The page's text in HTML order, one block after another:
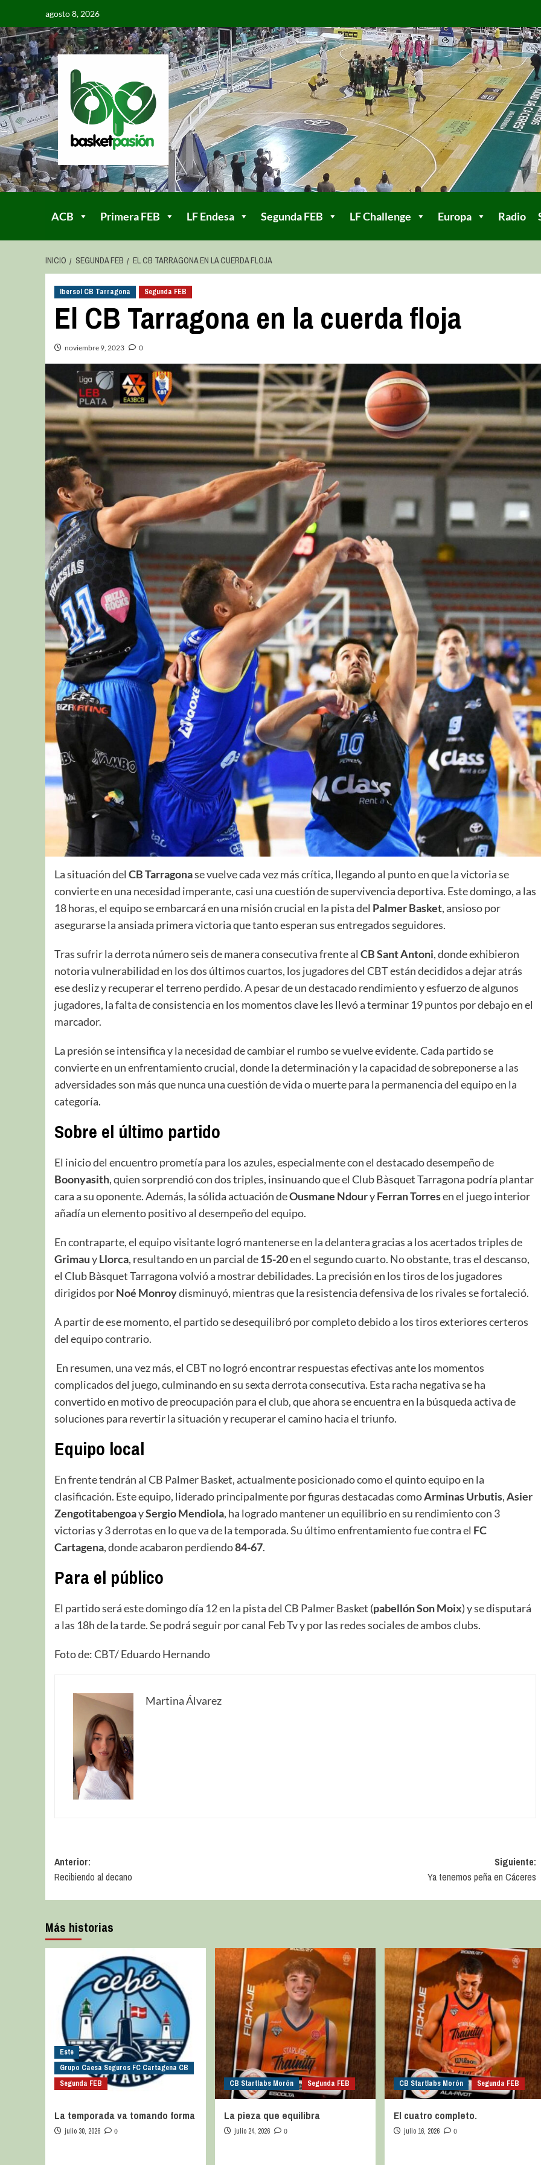
agosto 8, 2026
ACB Primera FEB LF Endesa Segunda FEB LF Challenge Europa Radio
INICIO SEGUNDA FEB EL CB TARRAGONA EN LA CUERDA FLOJA
Ibersol CB Tarragona Segunda FEB
El CB Tarragona en la cuerda floja
noviembre 9, 2023 0
La situación del CB Tarragonase vuelve cada vez más crítica, llegando al punto en que la victoria se
convierte en una necesidad imperante, casi una cuestión de supervivencia deportiva. Este domingo, a las
18 horas, el equipo se embarcará en una misión crucial en la pista del Palmer Basket, ansioso por
asegurarse la ansiada primera victoria que tanto esperan sus entregados seguidores.
Tras sufrir la derrota número seis de manera consecutiva frente al CB Sant Antoni, donde exhibieron
notoria vulnerabilidad en los dos últimos cuartos, los jugadores del CBT están decididos a dejar atrás
ese desliz y recuperar el terreno perdido. A pesar de un destacado rendimiento y esfuerzo de algunos
jugadores, la falta de consistencia en los momentos clave les llevó a terminar 19 puntos por debajo en el
marcador.
La presión se intensifica y la necesidad de cambiar el rumbo se vuelve evidente. Cada partido se
convierte en un enfrentamiento crucial, donde la determinación y la capacidad de sobreponerse a las
adversidades son más que nunca una cuestión de vida o muerte para la permanencia del equipo en la
categoría.
Sobre el último partido
El inicio del encuentro prometía para los azules, especialmente con el destacado desempeño de
Boonyasith, quien sorprendió con dos triples, insinuando que el Club Bàsquet Tarragona podría plantar
cara a su oponente. Además, la sólida actuación deOusmane NdouryFerran Torresen el juego interior
añadía un elemento positivo al desempeño del equipo.
En contraparte, el equipo visitante logró mantenerse en la delantera gracias a los acertados triples de
GrimauyLlorca, resultando en un parcial de15-20en el segundo cuarto. No obstante, tras el descanso,
el Club Bàsquet Tarragona volvió a mostrar debilidades. La precisión en los tiros de los jugadores
dirigidos porNoé Monroydisminuyó, mientras que la resistencia defensiva de los rivales se fortaleció.
A partir de ese momento, el partido se desequilibró por completo debido a los tiros exteriores certeros
del equipo contrario.
En resumen, una vez más, el CBT no logró encontrar respuestas efectivas ante los momentos
complicados del juego, culminando en su sexta derrota consecutiva. Esta racha negativa se ha
convertido en motivo de preocupación para el club, que ahora se encuentra en la búsqueda activa de
soluciones para revertir la situación y recuperar el camino hacia el triunfo.
Equipo local
En frente tendrán al CB Palmer Basket, actualmente posicionado como el quinto equipo en la
clasificación. Este equipo, liderado principalmente por figuras destacadas comoArminas Urbutis,Asier
ZengotitabengoaySergio Mendiola, ha logrado mantener un equilibrio en su rendimiento con 3
victorias y 3 derrotas en lo que va de la temporada. Su último enfrentamiento fue contra el FC
Cartagena, donde acabaron perdiendo84-67.
Para el público
El partido será este domingo día 12 en la pista del CB Palmer Basket (pabellón Son Moix) y se disputará
a las 18h de la tarde. Se podrá seguir por canal Feb Tv y por las redes sociales de ambos clubs.
Foto de: CBT/ Eduardo Hernando
Martina Álvarez
Anterior:
Recibiendo al decano
Siguiente:
Ya tenemos peña en Cáceres
Más historias
Este
Grupo Caesa Seguros FC Cartagena CB
Segunda FEB
La temporada va tomando forma
julio 30, 2026 0
CB Startlabs Morón Segunda FEB
La pieza que equilibra
julio 24, 2026 0
CB Startlabs Morón Segunda FEB
El cuatro completo.
julio 16, 2026 0
La entrevista bTactic
La entrevista bTactic
mayo 7, 2026
Nos hacemos mayores. Vamos creciendo. Tanto así
que el próximo 20 de mayo celebramos nuestro
cuarto cumpleaños. Y todo crecimiento conlleva
sus cambios. Cambio que...
Leer más